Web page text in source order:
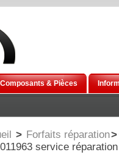
Composants & Pièces
> Forfaits réparation>
service